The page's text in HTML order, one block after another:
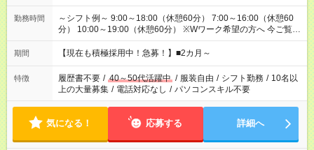
勤務時間
～シフト例～ 9:00～18:00（休憩60分） 7:00～16:00（休憩60
分） 10:00～19:00（休憩60分） ※Wワーク希望の方へ 今ご覧の
お仕事で希望する勤務時間と、もう1つのお仕事の勤務時間の合
計が 週40時間を超えなければOKです。
期間 【現在も積極採用中！急募！】■2カ月～
特徴 履歴書不要 / 40～50代活躍中 / 服装自由 / シフト勤務 / 10名以
上の大量募集 / 電話対応なし / パソコンスキル不要
気になる！ 応募する 詳細へ